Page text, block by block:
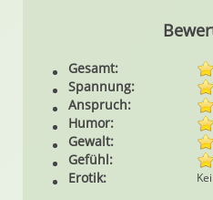
Gesamt:
Spannung:
Anspruch:
Humor:
Gewalt:
Gefühl:
Erotik: